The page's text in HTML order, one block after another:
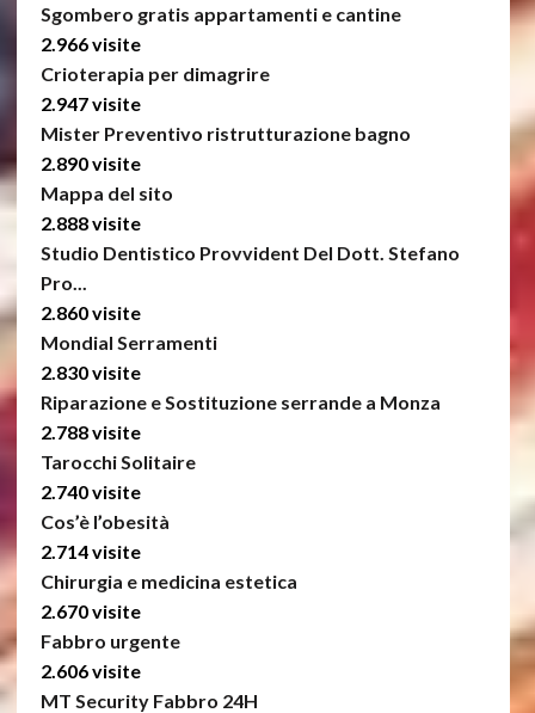
Sgombero gratis appartamenti e cantine
2.966 visite
Crioterapia per dimagrire
2.947 visite
Mister Preventivo ristrutturazione bagno
2.890 visite
Mappa del sito
2.888 visite
Studio Dentistico Provvident Del Dott. Stefano
Pro...
2.860 visite
Mondial Serramenti
2.830 visite
Riparazione e Sostituzione serrande a Monza
2.788 visite
Tarocchi Solitaire
2.740 visite
Cos’è l’obesità
2.714 visite
Chirurgia e medicina estetica
2.670 visite
Fabbro urgente
2.606 visite
MT Security Fabbro 24H